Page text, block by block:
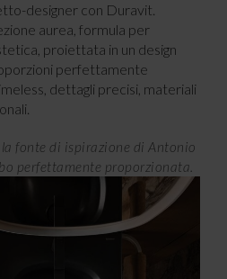
designer con Duravit.
aurea, formula per
proiettata in un design
perfettamente
dettagli precisi, materiali
fonte di ispirazione di Antonio
perfettamente proporzionata.